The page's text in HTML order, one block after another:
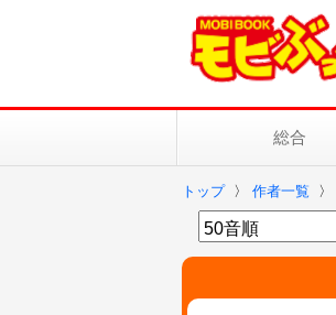
総合
トップ 〉 作者一覧 〉